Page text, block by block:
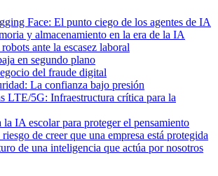
Face: El punto ciego de los agentes de IA
y almacenamiento en la era de la IA
ante la escasez laboral
en segundo plano
del fraude digital
La confianza bajo presión
LTE/5G: Infraestructura crítica para la
la IA escolar para proteger el pensamiento
de creer que una empresa está protegida
de una inteligencia que actúa por nosotros